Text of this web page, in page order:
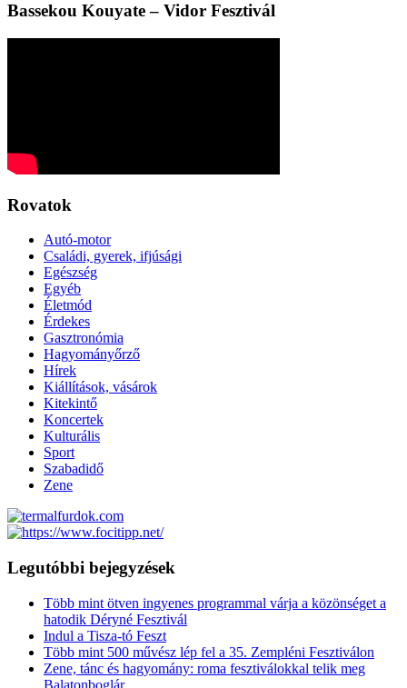
Bassekou Kouyate – Vidor Fesztivál
Rovatok
Autó-motor
Családi, gyerek, ifjúsági
Egészség
Egyéb
Életmód
Érdekes
Gasztronómia
Hagyományőrző
Hírek
Kiállítások, vásárok
Kitekintő
Koncertek
Kulturális
Sport
Szabadidő
Zene
Legutóbbi bejegyzések
Több mint ötven ingyenes programmal várja a közönséget a
hatodik Déryné Fesztivál
Indul a Tisza-tó Feszt
Több mint 500 művész lép fel a 35. Zempléni Fesztiválon
Zene, tánc és hagyomány: roma fesztiválokkal telik meg
Balatonboglár